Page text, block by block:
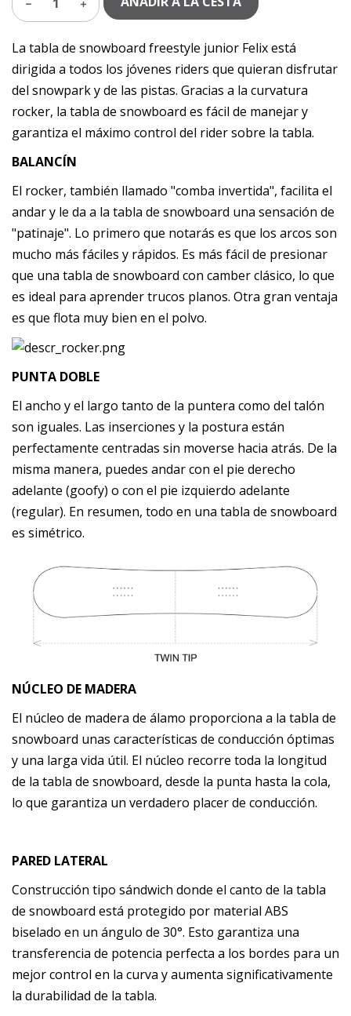
La tabla de snowboard freestyle junior Felix está
dirigida a todos los jóvenes riders que quieran disfrutar
del snowpark y de las pistas. Gracias a la curvatura
rocker, la tabla de snowboard es fácil de manejar y
garantiza el máximo control del rider sobre la tabla.
BALANCÍN
El rocker, también llamado "comba invertida", facilita el
andar y le da a la tabla de snowboard una sensación de
"patinaje". Lo primero que notarás es que los arcos son
mucho más fáciles y rápidos. Es más fácil de presionar
que una tabla de snowboard con camber clásico, lo que
es ideal para aprender trucos planos. Otra gran ventaja
es que flota muy bien en el polvo.
PUNTA DOBLE
El ancho y el largo tanto de la puntera como del talón
son iguales. Las inserciones y la postura están
perfectamente centradas sin moverse hacia atrás. De la
misma manera, puedes andar con el pie derecho
adelante (goofy) o con el pie izquierdo adelante
(regular). En resumen, todo en una tabla de snowboard
es simétrico.
NÚCLEO DE MADERA
El núcleo de madera de álamo proporciona a la tabla de
snowboard unas características de conducción óptimas
y una larga vida útil. El núcleo recorre toda la longitud
de la tabla de snowboard, desde la punta hasta la cola,
lo que garantiza un verdadero placer de conducción.
PARED LATERAL
Construcción tipo sándwich donde el canto de la tabla
de snowboard está protegido por material ABS
biselado en un ángulo de 30°. Esto garantiza una
transferencia de potencia perfecta a los bordes para un
mejor control en la curva y aumenta significativamente
la durabilidad de la tabla.